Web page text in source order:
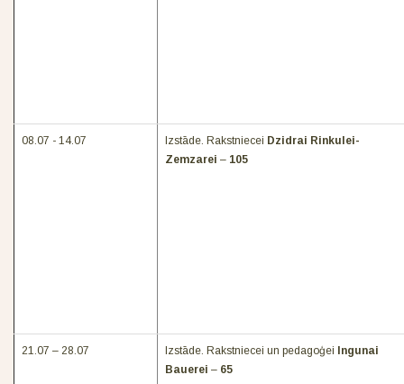
08.07 - 14.07 Izstāde. Rakstniecei Dzidrai Rinkulei-
Zemzarei – 105
21.07 – 28.07 Izstāde. Rakstniecei un pedagoģei
Ingunai
Bauerei – 65